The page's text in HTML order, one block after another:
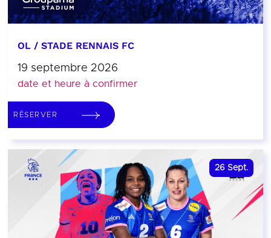
OL / STADE RENNAIS FC
19 septembre 2026
date et heure à confirmer
RÉSERVER
26 Sept.